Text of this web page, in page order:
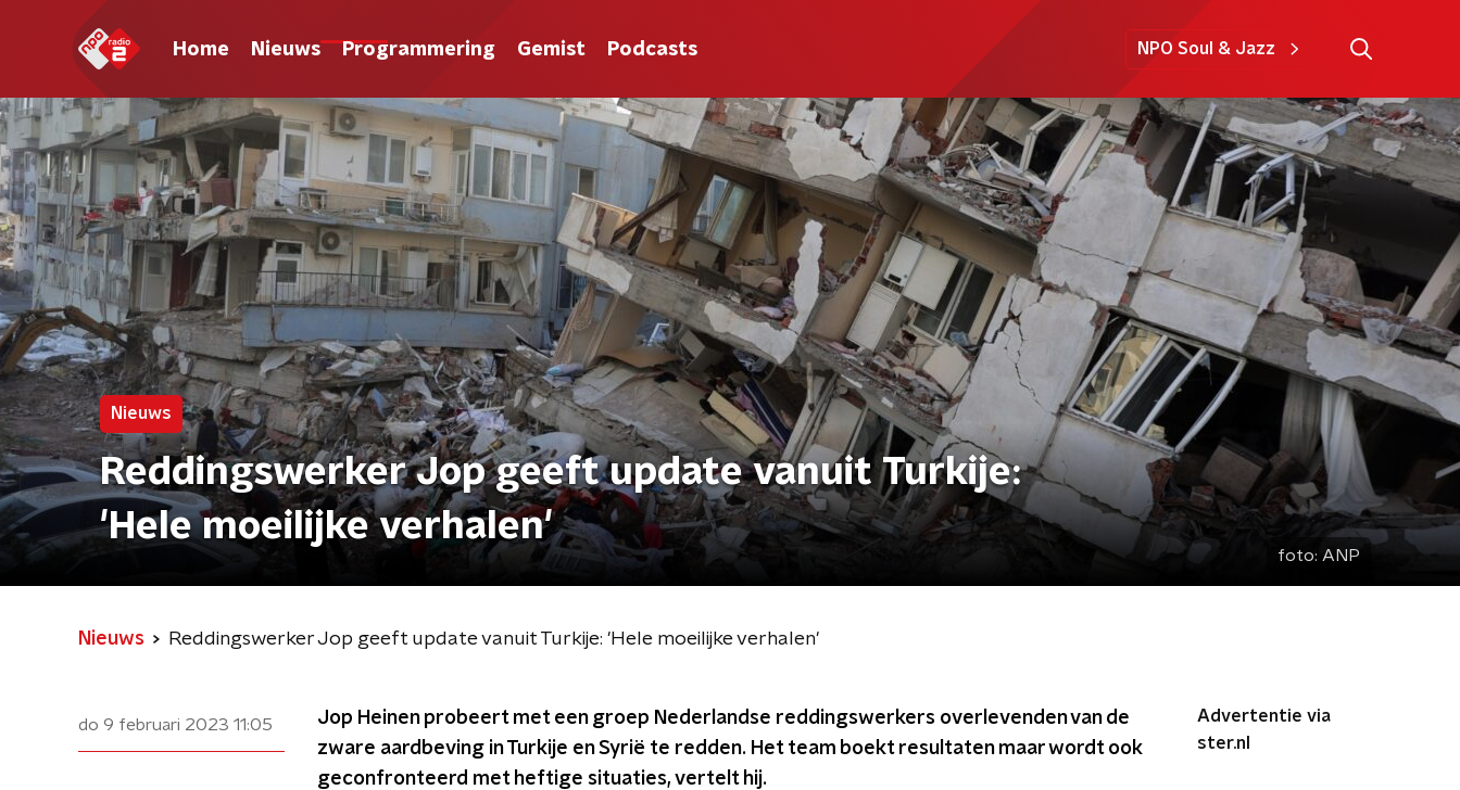
Home Nieuws Programmering Gemist Podcasts NPO Soul & Jazz
Nieuws
Reddingswerker Jop geeft update vanuit Turkije:
'Hele moeilijke verhalen'
foto: ANP
Nieuws Reddingswerker Jop geeft update vanuit Turkije: 'Hele moeilijke verhalen'
do 9 februari 2023 11:05
Jop Heinen probeert met een groep Nederlandse reddingswerkers overlevenden van de
zware aardbeving in Turkije en Syrië te redden. Het team boekt resultaten maar wordt ook
geconfronteerd met heftige situaties, vertelt hij.
Advertentie via
ster.nl